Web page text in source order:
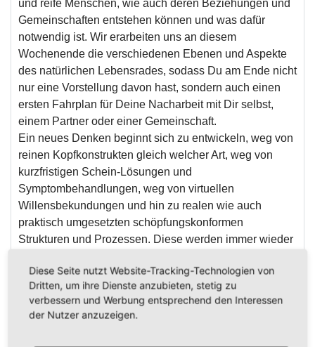
und reife Menschen, wie auch deren Beziehungen und
Gemeinschaften entstehen können und was dafür
notwendig ist. Wir erarbeiten uns an diesem
Wochenende die verschiedenen Ebenen und Aspekte
des natürlichen Lebensrades, sodass Du am Ende nicht
nur eine Vorstellung davon hast, sondern auch einen
ersten Fahrplan für Deine Nacharbeit mit Dir selbst,
einem Partner oder einer Gemeinschaft.
Ein neues Denken beginnt sich zu entwickeln, weg von
reinen Kopfkonstrukten gleich welcher Art, weg von
kurzfristigen Schein-Lösungen und
Symptombehandlungen, weg von virtuellen
Willensbekundungen und hin zu realen wie auch
praktisch umgesetzten schöpfungskonformen
Strukturen und Prozessen. Diese werden immer wieder
die Gefahr deren Entartung zu minimieren, ja sogar
auszuschließen.
Du willst etwas anderes als den jetzigen Alltag? Du
Diese Seite nutzt Website-Tracking-Technologien von
Dritten, um ihre Dienste anzubieten, stetig zu
verbessern und Werbung entsprechend den Interessen
der Nutzer anzuzeigen.